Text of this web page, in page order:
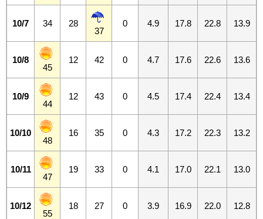
10/7 34 28
37
0 4.9 17.8 22.8 13.9
10/8
45
12 42 0 4.7 17.6 22.6 13.6
10/9
44
12 43 0 4.5 17.4 22.4 13.4
10/10
48
16 35 0 4.3 17.2 22.3 13.2
10/11
47
19 33 0 4.1 17.0 22.1 13.0
10/12
55
18 27 0 3.9 16.9 22.0 12.8